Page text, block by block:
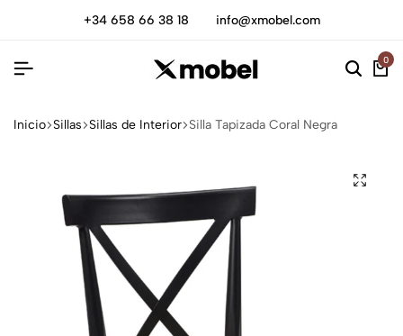
+34 658 66 38 18 info@xmobel.com
0
Inicio Sillas Sillas de Interior Silla Tapizada Coral Negra